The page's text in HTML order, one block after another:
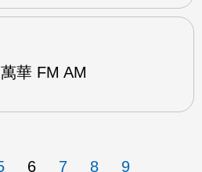
華 FM AM
6 7 8 9